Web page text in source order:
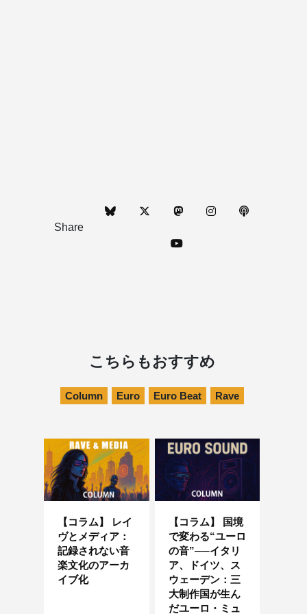
Share
こちらもおすすめ
Column Euro Euro Beat Rave
【コラム】 レイ
ヴとメディア：
記録されない音
楽文化のアーカ
イブ化
【コラム】 国境
で変わる“ユーロ
の音”──イタリ
ア、ドイツ、ス
ウェーデン：三
大制作国が生ん
だユーロ・ミュ